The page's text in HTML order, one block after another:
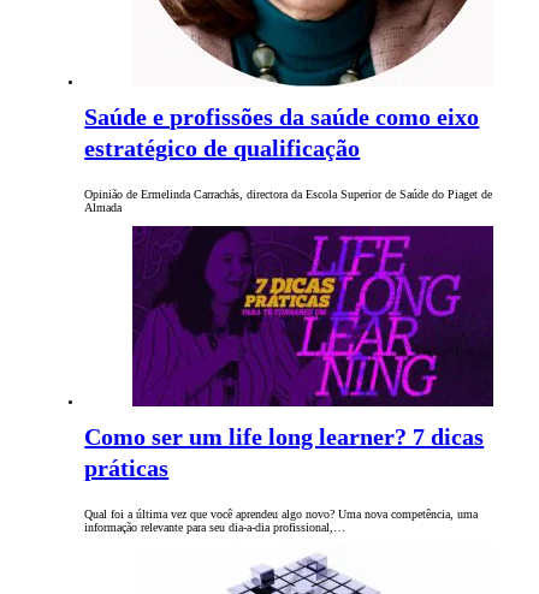
Saúde e profissões da saúde como eixo
estratégico de qualificação
Opinião de Ermelinda Carrachás, directora da Escola Superior de Saúde do Piaget de
Almada
Como ser um life long learner? 7 dicas
práticas
Qual foi a última vez que você aprendeu algo novo? Uma nova competência, uma
informação relevante para seu dia-a-dia profissional,…